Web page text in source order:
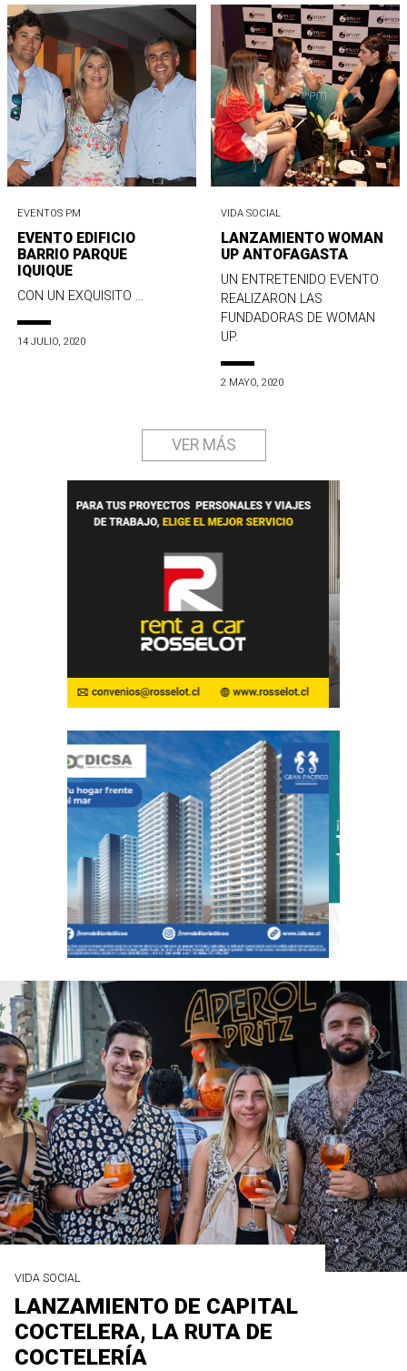
EVENTOS PM
EVENTO EDIFICIO
BARRIO PARQUE
IQUIQUE
CON UN EXQUISITO ...
14 JULIO, 2020
VIDA SOCIAL
LANZAMIENTO WOMAN
UP ANTOFAGASTA
UN ENTRETENIDO EVENTO
REALIZARON LAS
FUNDADORAS DE WOMAN
UP.
2 MAYO, 2020
VER MÁS
VIDA SOCIAL
LANZAMIENTO DE CAPITAL
COCTELERA, LA RUTA DE
COCTELERÍA